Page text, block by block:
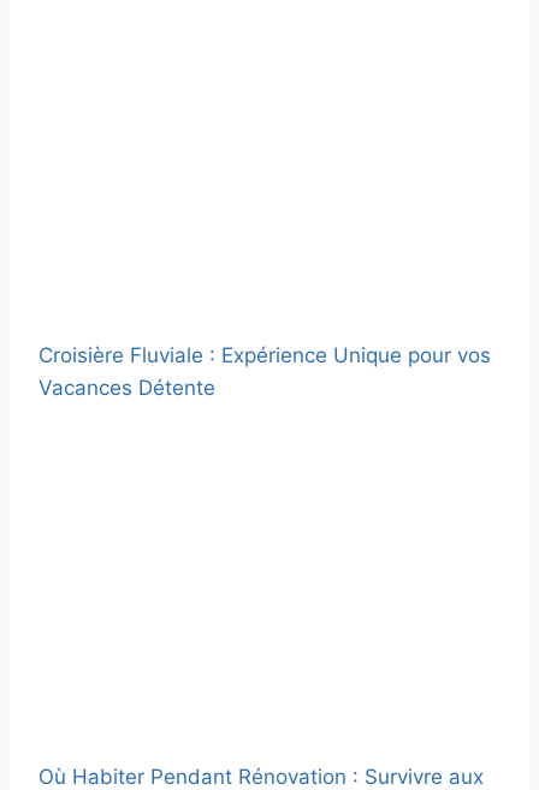
Croisière Fluviale : Expérience Unique pour vos
Vacances Détente
Où Habiter Pendant Rénovation : Survivre aux